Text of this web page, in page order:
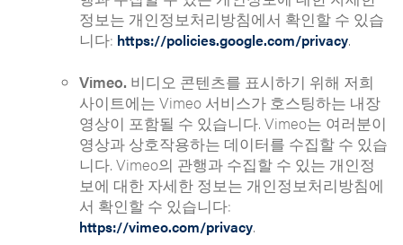
정보는 개인정보처리방침에서 확인할 수 있습
니다: https://policies.google.com/privacy.
Vimeo. 비디오 콘텐츠를 표시하기 위해 저희
사이트에는 Vimeo 서비스가 호스팅하는 내장
영상이 포함될 수 있습니다. Vimeo는 여러분이
영상과 상호작용하는 데이터를 수집할 수 있습
니다. Vimeo의 관행과 수집할 수 있는 개인정
보에 대한 자세한 정보는 개인정보처리방침에
서 확인할 수 있습니다:
https://vimeo.com/privacy.